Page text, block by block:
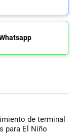
de terminal
para El Niño